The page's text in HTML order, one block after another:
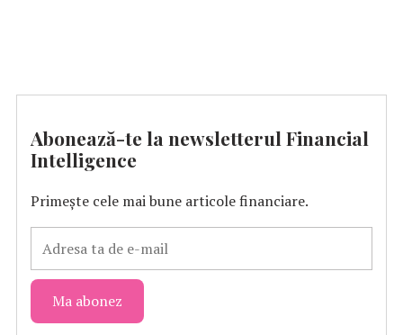
Abonează-te la newsletterul Financial
Intelligence
Primește cele mai bune articole financiare.